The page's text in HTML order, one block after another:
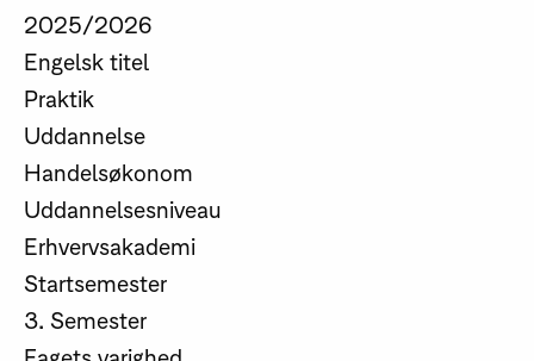
2025/2026
Engelsk titel
Praktik
Uddannelse
Handelsøkonom
Uddannelsesniveau
Erhvervsakademi
Startsemester
3. Semester
Fagets varighed